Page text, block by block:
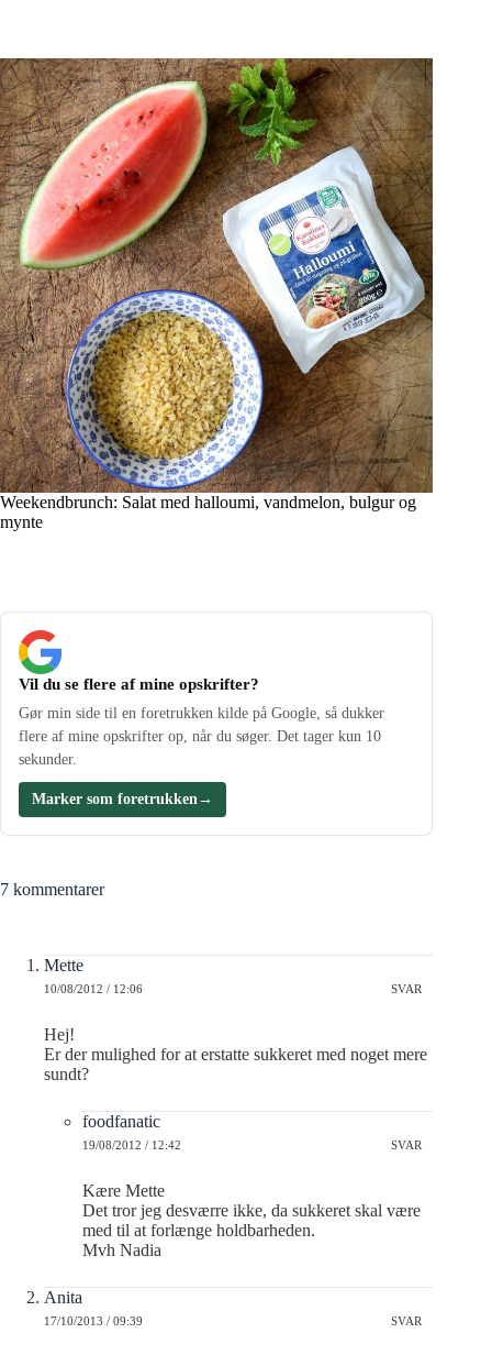
Weekendbrunch: Salat med halloumi, vandmelon, bulgur og
mynte
Vil du se flere af mine opskrifter?
Gør min side til en foretrukken kilde på Google, så dukker
flere af mine opskrifter op, når du søger. Det tager kun 10
sekunder.
Marker som foretrukken →
7 kommentarer
Mette
10/08/2012 / 12:06 SVAR
Hej!
Er der mulighed for at erstatte sukkeret med noget mere
sundt?
foodfanatic
19/08/2012 / 12:42 SVAR
Kære Mette
Det tror jeg desværre ikke, da sukkeret skal være
med til at forlænge holdbarheden.
Mvh Nadia
Anita
17/10/2013 / 09:39 SVAR